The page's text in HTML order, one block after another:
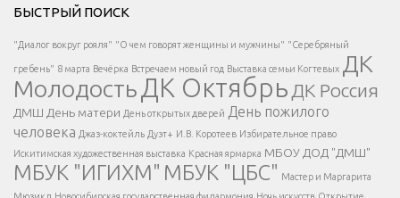
Есть вопрос?
Напишите нам
</span >
Написать
</button >
</div > </div >
БЫСТРЫЙ ПОИСК
"Диалог вокруг рояля" "О чем говорят женщины и мужчины" "Серебряный
гребень" 8 марта Вечёрка Встречаем новый год Выставка семьи Когтевых ДК
МолодостьДК Октябрь ДК Россия
ДМШ День матери День открытых дверей День пожилого
человека Джаз-коктейль Дуэт+ И.В. Коротеев Избирательное право
Искитимская художественная выставка Красная ярмарка МБОУ ДОД "ДМШ"
МБУК "ИГИХМ" МБУК "ЦБС" Мастер и Маргарита